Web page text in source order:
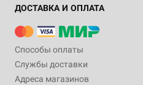
ДОСТАВКА И ОПЛАТА
Способы оплаты
Службы доставки
Адреса магазинов